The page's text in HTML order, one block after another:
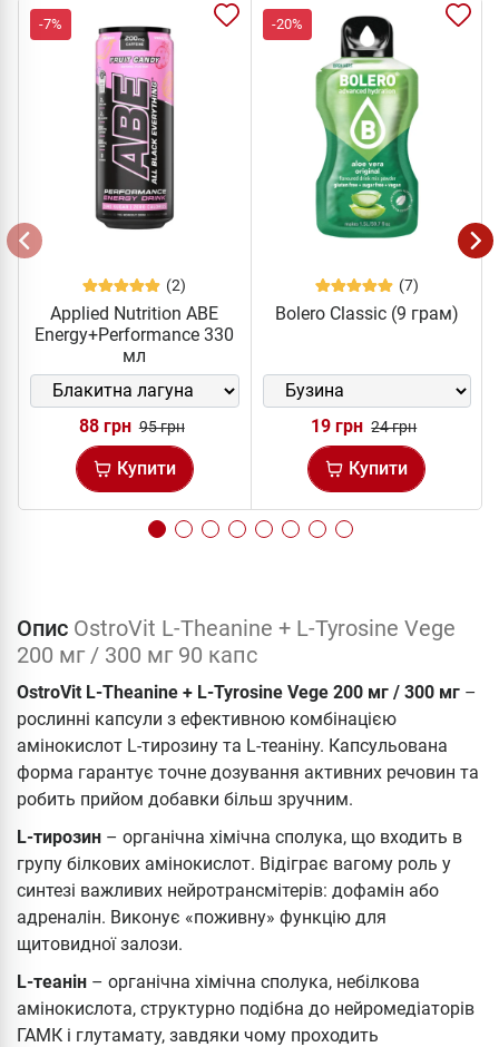
-7%
(2)
Applied Nutrition ABE
Energy+Performance 330
мл
88 грн 95 грн
Купити
-20%
(7)
Bolero Classic (9 грам)
19 грн 24 грн
Купити
Опис OstroVit L-Theanine + L-Tyrosine Vege
200 мг / 300 мг 90 капс
OstroVit L-Theanine + L-Tyrosine Vege 200 мг / 300 мг –
рослинні капсули з ефективною комбінацією
амінокислот L-тирозину та L-теаніну. Капсульована
форма гарантує точне дозування активних речовин та
робить прийом добавки більш зручним.
L-тирозин – органічна хімічна сполука, що входить в
групу білкових амінокислот. Відіграє вагому роль у
синтезі важливих нейротрансмітерів: дофамін або
адреналін. Виконує «поживну» функцію для
щитовидної залози.
L-теанін – органічна хімічна сполука, небілкова
амінокислота, структурно подібна до нейромедіаторів
ГАМК і глутамату, завдяки чому проходить